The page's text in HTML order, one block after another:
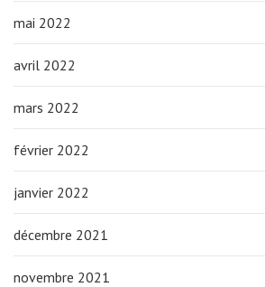
mai 2022
avril 2022
mars 2022
février 2022
janvier 2022
décembre 2021
novembre 2021